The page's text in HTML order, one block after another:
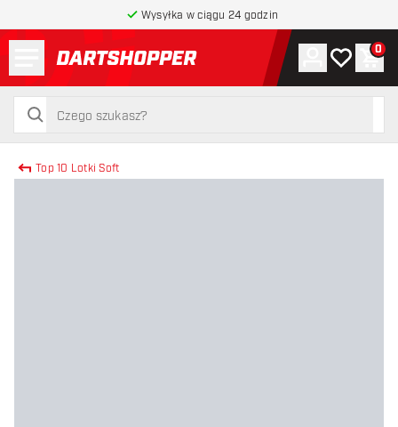
Wysyłka w ciągu 24 godzin
powrót do strony głównej
szukaj
szukaj
Konto
Moja lista
0
Top 10 Lotki Soft